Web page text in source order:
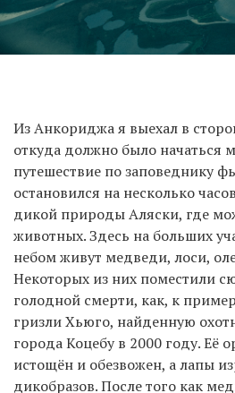
Из Анкориджа я выехал в
откуда должно было начаться
путешествие по заповеднику
остановился на несколько
дикой природы Аляски, где
животных. Здесь на больших
небом живут медведи, лоси,
Некоторых из них поместили
голодной смерти, как, к
гризли Хьюго, найденную
города Коцебу в 2000 году. Её
истощён и обезвожен, а лапы
дикобразов. После того как